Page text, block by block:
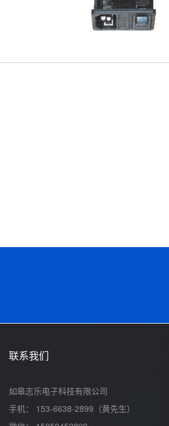
联系我们
如皋志乐电子科技有限公司
手机： 153-6638-2899（黄先生）